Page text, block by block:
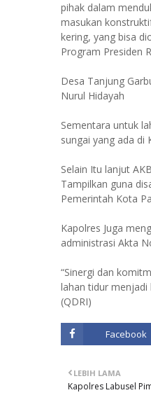
pihak dalam
masukan
kering, yang bisa
Program Presiden
Desa Tanjung
Nurul Hidayah
Sementara untuk
sungai yang ada di
Selain Itu lanjut
Tampilkan guna
Pemerintah Kota
Kapolres Juga
administrasi Akta
“Sinergi dan
lahan tidur menjadi
(QDRI)
Facebook
LEBIH LAMA
Kapolres Labusel